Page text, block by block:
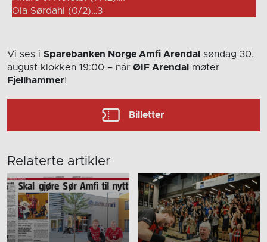
Ola Sørdahl (0/2)…3
Vi ses i Sparebanken Norge Amfi Arendal
søndag 30.
august klokken 19:00 – når ØIF Arendal
møter
Fjellhammer!
Billetter
Relaterte artikler